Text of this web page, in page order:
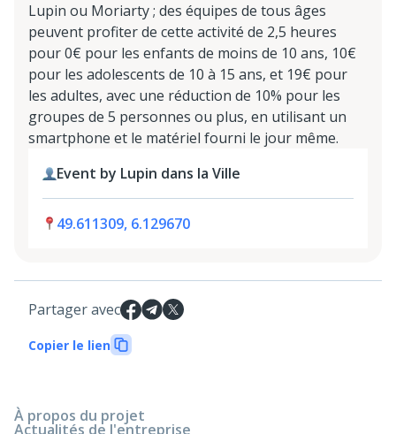
Lupin ou Moriarty ; des équipes de tous âges
peuvent profiter de cette activité de 2,5 heures
pour 0€ pour les enfants de moins de 10 ans, 10€
pour les adolescents de 10 à 15 ans, et 19€ pour
les adultes, avec une réduction de 10% pour les
groupes de 5 personnes ou plus, en utilisant un
smartphone et le matériel fourni le jour même.
Event by Lupin dans la Ville
49.611309, 6.129670
Partager avec
Copier le lien
À propos du projet
Actualités de l'entreprise